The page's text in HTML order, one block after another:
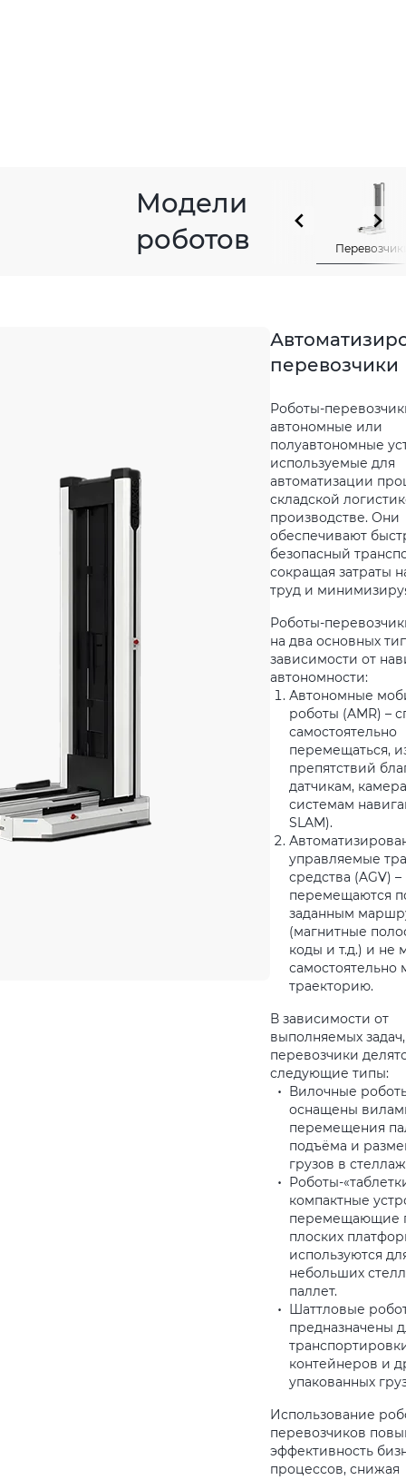
Модели
роботов
перевозчики
Роботы-
автономные или
полуавтономные
используемые для
автоматизации
складской
производстве. Они
обеспечивают
безопасный
сокращая затраты
труд и
Роботы-
на два основных
зависимости от
автономности:
Автономные
роботы (AMR) –
самостоятельно
перемещаться,
препятствий
датчикам,
системам
SLAM).
управляемые
средства (AGV) –
перемещаются
заданным
(магнитные
коды и т.д.) и не
самостоятельно
траекторию.
В зависимости от
выполняемых
перевозчики
следующие типы:
Вилочные
оснащены
перемещения
подъёма и
грузов в
Роботы-
компактные
перемещающие
плоских
используются
небольших
паллет.
Шаттловые
предназначены
контейнеров и
упакованных
Использование
перевозчиков
эффективность
процессов, снижая